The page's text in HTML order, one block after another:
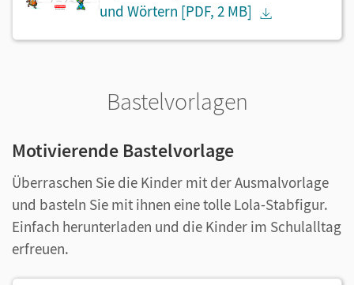
und Wörtern [PDF, 2 MB]
Bastelvorlagen
Motivierende Bastelvorlage
Überraschen Sie die Kinder mit der Ausmalvorlage
und basteln Sie mit ihnen eine tolle Lola-Stabfigur.
Einfach herunterladen und die Kinder im Schulalltag
erfreuen.